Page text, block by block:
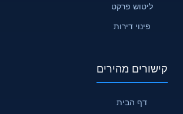
ליטוש פרקט
פינוי דירות
קישורים מהירים
דף הבית